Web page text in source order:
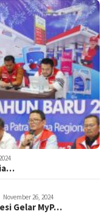
November 26, 2024
Gelar MyP…